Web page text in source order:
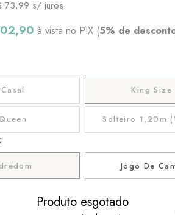
73,99 s/ juros
à vista no PIX (5% de
Jogo De
Casal King Size
Solteiro 1,20m
Produto esgotado